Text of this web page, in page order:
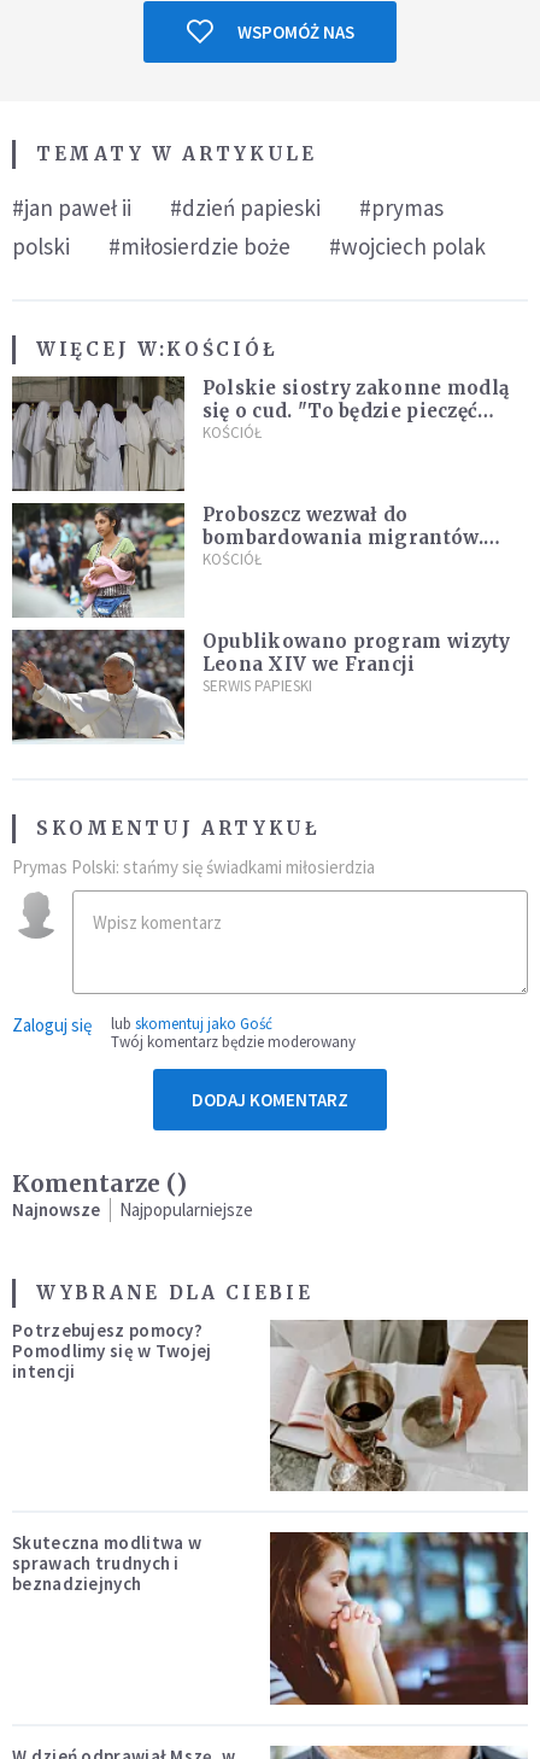
WSPOMÓŻ NAS
TEMATY W ARTYKULE
#jan paweł ii #dzień papieski
#prymas
polski
#miłosierdzie boże #wojciech polak
WIĘCEJ W:KOŚCIÓŁ
Polskie siostry zakonne modlą
się o cud. "To będzie pieczęć
Pana Boga dla naszej wiary"
KOŚCIÓŁ
Proboszcz wezwał do
bombardowania migrantów.
"Masowy ogień przeciwko
KOŚCIÓŁ
Opublikowano program wizyty
Leona XIV we Francji
SERWIS PAPIESKI
SKOMENTUJ ARTYKUŁ
Prymas Polski: stańmy się świadkami miłosierdzia
Zaloguj się lub skomentuj jako Gość
Twój komentarz będzie moderowany
DODAJ KOMENTARZ
Komentarze ()
Najnowsze Najpopularniejsze
WYBRANE DLA CIEBIE
Potrzebujesz pomocy?
Pomodlimy się w Twojej
intencji
Skuteczna modlitwa w
sprawach trudnych i
beznadziejnych